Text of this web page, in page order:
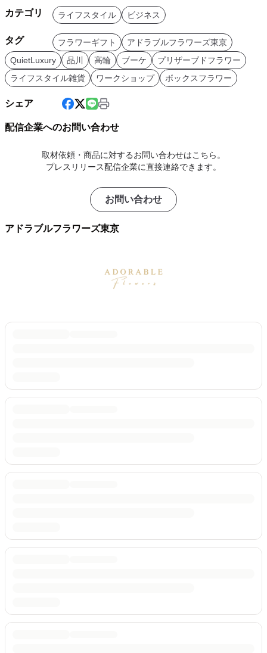
カテゴリ ライフスタイル ビジネス
タグ フラワーギフト
アドラブルフラワーズ東京
QuietLuxury
品川 高輪 ブーケ
プリザーブドフラワー
ライフスタイル雑貨
ワークショップ ボックスフラワー
シェア
配信企業へのお問い合わせ
取材依頼・商品に対するお問い合わせはこちら。
プレスリリース配信企業に直接連絡できます。
お問い合わせ
アドラブルフラワーズ東京